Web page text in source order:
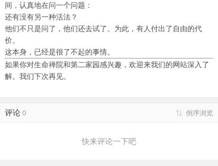
间，认真地在问一个问题：
还有没有另一种活法？
他们不只是问了，他们还去试了。为此，有人付出了自由的代
价。
这本身，已经是很了不起的事情。
如果你对生命禅院和第二家园感兴趣，欢迎来我们的网站深入了
解。我们下次再见。
评论 0 倒序浏览
快来评论一下吧